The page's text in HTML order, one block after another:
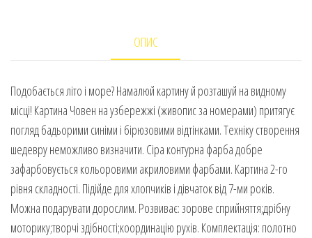
ОПИС
Подобається літо і море? Намалюй картину й розташуй на видному
місці! Картина Човен на узбережжі (живопис за номерами) притягує
погляд бадьорими синіми і бірюзовими відтінками. Техніку створення
шедевру неможливо визначити. Сіра контурна фарба добре
зафарбовується кольоровими акриловими фарбами. Картина 2-го
рівня складності. Підійде для хлопчиків і дівчаток від 7-ми років.
Можна подарувати дорослим. Розвиває: зорове сприйняття;дрібну
моторику;творчі здібності;координацію рухів. Комплектація: полотно